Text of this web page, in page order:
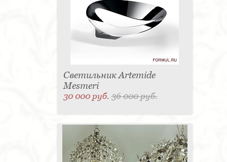
Светильник Artemide
Mesmeri
30 000 руб.36 000 руб.